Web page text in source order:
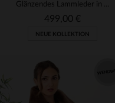
Glänzendes Lammleder in Bordeaux - slim-fit für elegante Abende.
499,00 €
NEUE KOLLEKTION